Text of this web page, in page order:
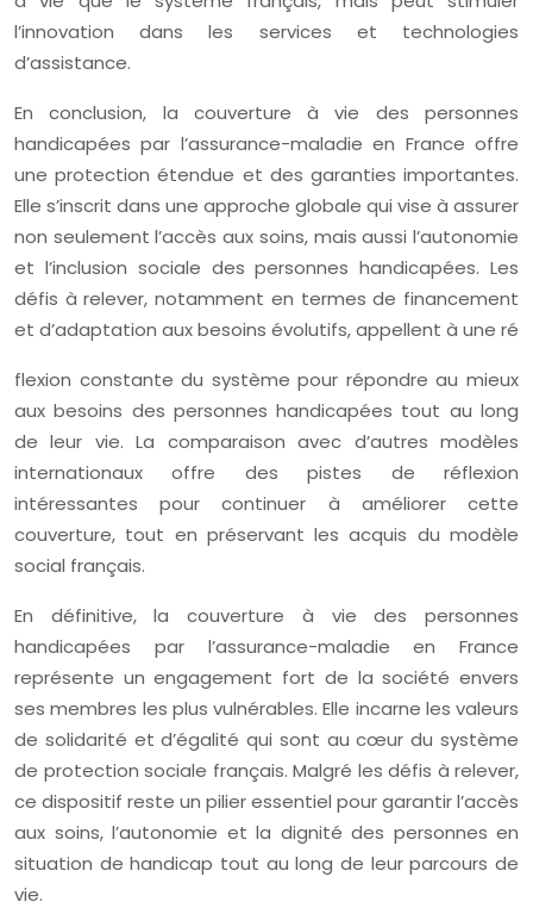
l’innovation dans les services et technologies
d’assistance.
En conclusion, la couverture à vie des personnes
handicapées par l’assurance-maladie en France offre
une protection étendue et des garanties importantes.
Elle s’inscrit dans une approche globale qui vise à assurer
non seulement l’accès aux soins, mais aussi l’autonomie
et l’inclusion sociale des personnes handicapées. Les
défis à relever, notamment en termes de financement
et d’adaptation aux besoins évolutifs, appellent à une ré
flexion constante du système pour répondre au mieux
aux besoins des personnes handicapées tout au long
de leur vie. La comparaison avec d’autres modèles
internationaux offre des pistes de réflexion
intéressantes pour continuer à améliorer cette
couverture, tout en préservant les acquis du modèle
social français.
En définitive, la couverture à vie des personnes
handicapées par l’assurance-maladie en France
représente un engagement fort de la société envers
ses membres les plus vulnérables. Elle incarne les valeurs
de solidarité et d’égalité qui sont au cœur du système
de protection sociale français. Malgré les défis à relever,
ce dispositif reste un pilier essentiel pour garantir l’accès
aux soins, l’autonomie et la dignité des personnes en
situation de handicap tout au long de leur parcours de
vie.